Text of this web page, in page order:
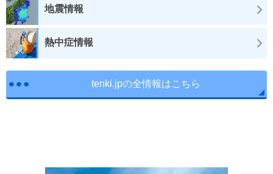
地震情報
熱中症情報
tenki.jpの全情報はこちら